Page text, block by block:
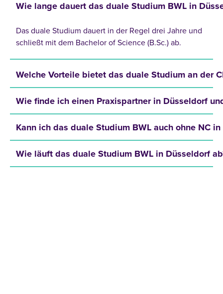
Wie lange dauert das duale Studium BWL in
Das duale Studium dauert in der Regel drei Jahre und
schließt mit dem Bachelor of Science (B.Sc.) ab.
Welche Vorteile bietet das duale Studium an der
Wie finde ich einen Praxispartner in Düsseldorf
Kann ich das duale Studium BWL auch ohne NC
Wie läuft das duale Studium BWL in Düsseldorf